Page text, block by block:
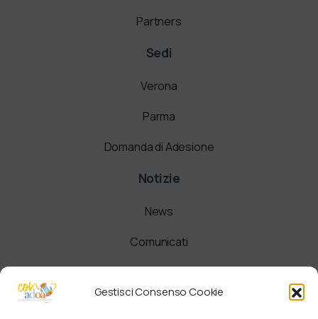
Gestisci Consenso Cookie
Partners
Sedi
Verona
Parma
Domanda di Adesione
Notizie
News
Comunicati